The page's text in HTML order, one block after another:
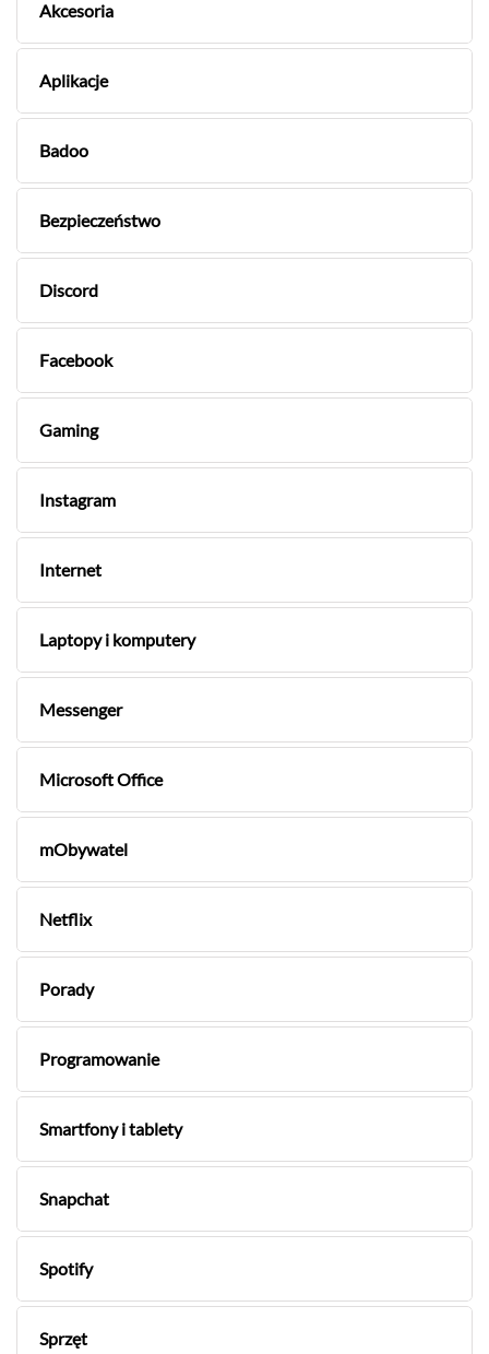
Akcesoria
Aplikacje
Badoo
Bezpieczeństwo
Discord
Facebook
Gaming
Instagram
Internet
Laptopy i komputery
Messenger
Microsoft Office
mObywatel
Netflix
Porady
Programowanie
Smartfony i tablety
Snapchat
Spotify
Sprzęt